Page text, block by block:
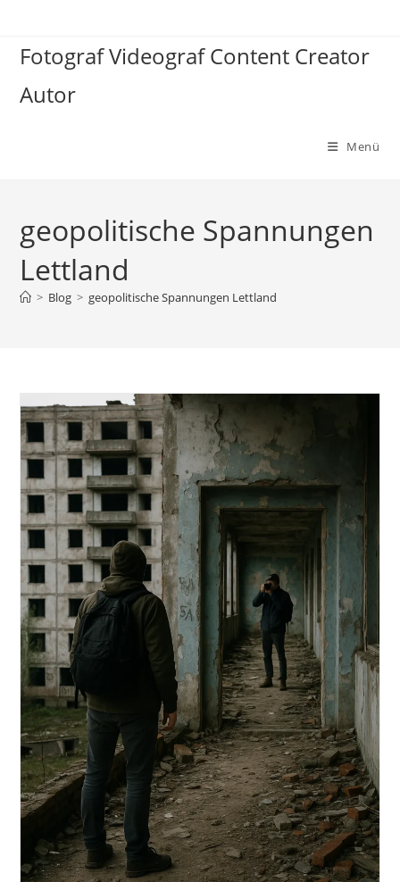
springen
Fotograf Videograf Content Creator
Autor
Menü
geopolitische Spannungen
Lettland
> Blog > geopolitische Spannungen Lettland